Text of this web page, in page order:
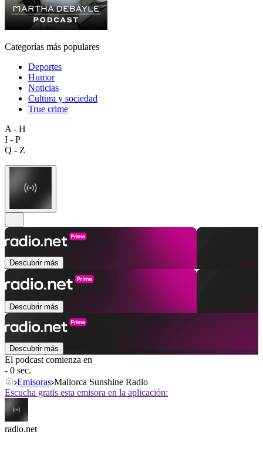
Categorías más populares
Deportes
Humor
Noticias
Cultura y sociedad
True crime
A - H
I - P
Q - Z
Descubrir más
Descubrir más
Descubrir más
El podcast comienza en
- 0 sec.
Emisoras Mallorca Sunshine Radio
Escucha gratis esta emisora en la aplicación:
radio.net